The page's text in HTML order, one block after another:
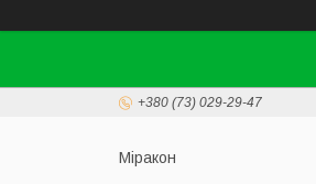
+380 (73) 029-29-47
Міракон